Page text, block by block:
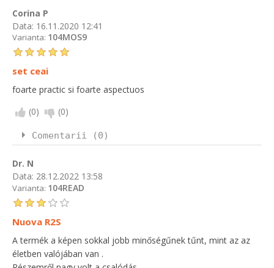
Corina P
Data: 16.11.2020 12:41
Varianta: 104MOS9
set ceai
foarte practic si foarte aspectuos
(0) (0)
Comentarii (0)
Dr. N
Data: 28.12.2022 13:58
Varianta: 104READ
Nuova R2S
A termék a képen sokkal jobb minőségűnek tűnt, mint az az
életben valójában van .